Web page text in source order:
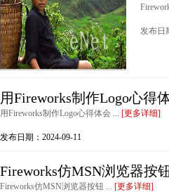
发布日
用Fireworks制作Logo心得
用Fireworks制作Logo心得体会 ... [更多详细]
发布日期：2024-09-11
Fireworks仿MSN浏览器按
Fireworks仿MSN浏览器按钮 ... [更多详细]